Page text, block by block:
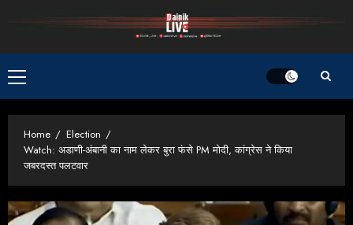
Primary
Menu
Home
Election
Watch: अडाणी-अंबानी का नाम लेकर बुरा फंसे PM मोदी, कांग्रेस ने किया
जबरदस्त पलटवार